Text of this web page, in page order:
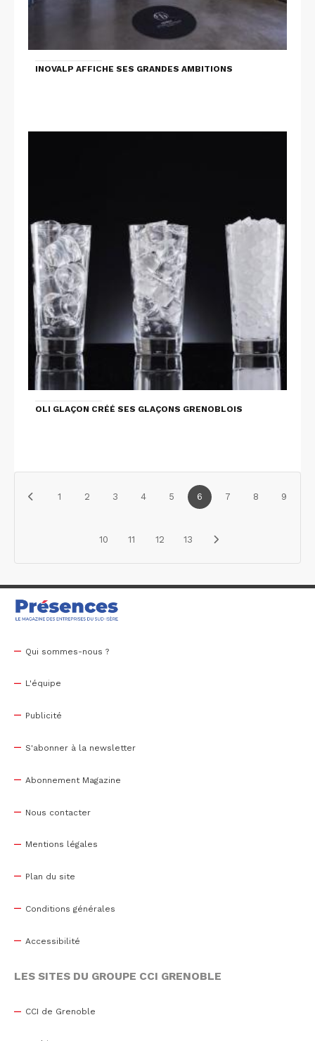
INOVALP AFFICHE SES GRANDES AMBITIONS
OLI GLAÇON CRÉÉ SES GLAÇONS GRENOBLOIS
1 2 3 4 5 6 7 8 9
10 11 12 13
Qui sommes-nous ?
L'équipe
Publicité
S'abonner à la newsletter
Abonnement Magazine
Nous contacter
Mentions légales
Plan du site
Conditions générales
Accessibilité
LES SITES DU GROUPE CCI GRENOBLE
CCI de Grenoble